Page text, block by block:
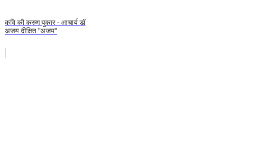
कवि की करुण पुकार - आचार्य डॉ
अजय दीक्षित "अजय"